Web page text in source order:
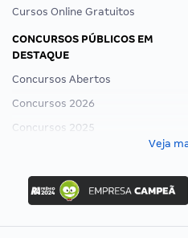
Cursos Online Gratuitos
CONCURSOS PÚBLICOS EM
DESTAQUE
Concursos Abertos
Concursos 2026
Concursos 2025
Concurso Ibama
Concurso MPU
Editais publicados
Veja